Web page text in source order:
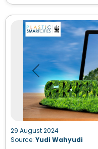
Previous
29 August 2024
Source: Yudi Wahyudi